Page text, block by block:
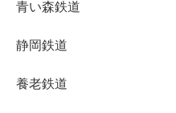
青い森鉄道
静岡鉄道
養老鉄道